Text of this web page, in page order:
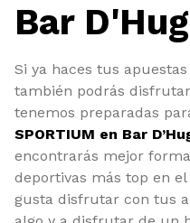
Bar
Si ya haces tus
también podrás
tenemos preparadas
SPORTIUM en Bar
encontrarás mejor
deportivas más top en
gusta disfrutar con tus